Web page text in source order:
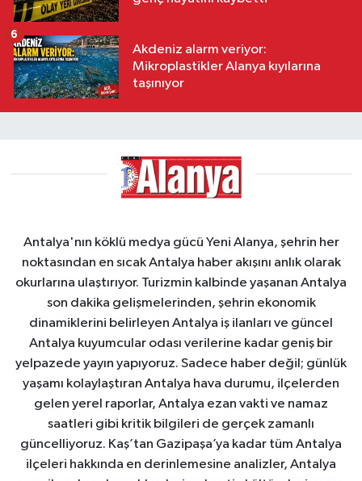
Akdeniz alarm veriyor:
Mikroplastikler Alanya kıyılarına
taşınıyor
6
Antalya'nın köklü medya gücü Yeni Alanya, şehrin her
noktasından en sıcak Antalya haber akışını anlık olarak
okurlarına ulaştırıyor. Turizmin kalbinde yaşanan Antalya
son dakika gelişmelerinden, şehrin ekonomik
dinamiklerini belirleyen Antalya iş ilanları ve güncel
Antalya kuyumcular odası verilerine kadar geniş bir
yelpazede yayın yapıyoruz. Sadece haber değil; günlük
yaşamı kolaylaştıran Antalya hava durumu, ilçelerden
gelen yerel raporlar, Antalya ezan vakti ve namaz
saatleri gibi kritik bilgileri de gerçek zamanlı
güncelliyoruz. Kaş’tan Gazipaşa’ya kadar tüm Antalya
ilçeleri hakkında en derinlemesine analizler, Antalya